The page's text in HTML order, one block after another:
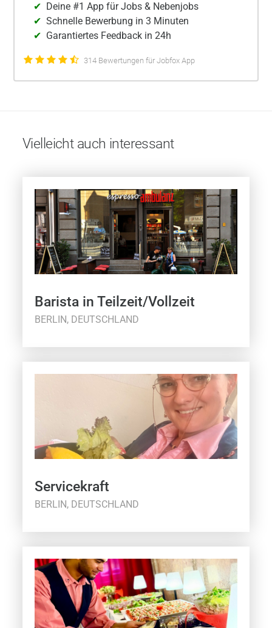
Deine #1 App für Jobs & Nebenjobs
Schnelle Bewerbung in 3 Minuten
Garantiertes Feedback in 24h
314 Bewertungen für Jobfox App
Vielleicht auch interessant
Barista in Teilzeit/Vollzeit
BERLIN, DEUTSCHLAND
Servicekraft
BERLIN, DEUTSCHLAND